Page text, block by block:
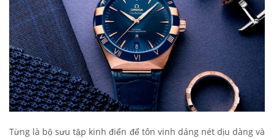
Từng là bộ sưu tập kinh điển để tôn vinh dáng nét dịu dàng và